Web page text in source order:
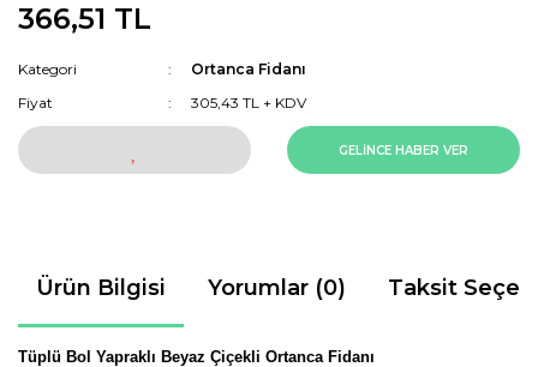
366,51 TL
Kategori
Ortanca Fidanı
Fiyat
305,43 TL + KDV
GELİNCE HABER VER
Ürün Bilgisi Yorumlar (0) Taksit
Tüplü Bol Yapraklı Beyaz Çiçekli Ortanca Fidanı